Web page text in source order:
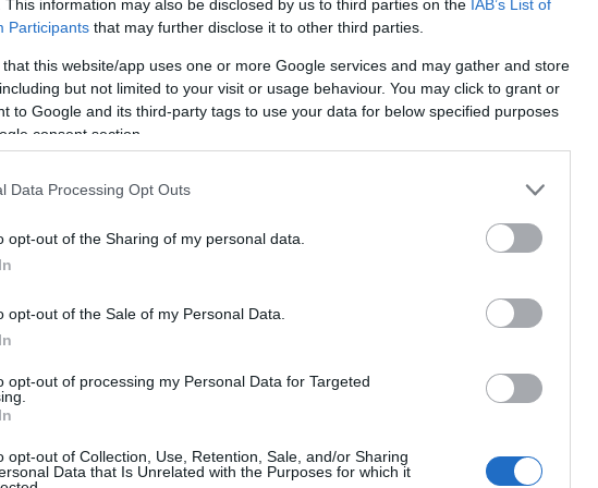
This information may also be disclosed by us to third parties on the IAB’s List of
Participants that may further disclose it to other third parties.
that this website/app uses one or more Google services and may gather and store
but not limited to your visit or usage behaviour. You may click to grant or
to Google and its third-party tags to use your data for below specified purposes
consent section.
Data Processing Opt Outs
opt-out of the Sharing of my personal data.
opt-out of the Sale of my Personal Data.
opt-out of processing my Personal Data for Targeted
opt-out of Collection, Use, Retention, Sale, and/or Sharing
Data that Is Unrelated with the Purposes for which it
Move Sardinia” – Partenza da Piazza
turno)
School” – Partenza da Spiaggia Sa
– Budoni
Biologo Gianni Meloni – Ritrovo: InfoPoint